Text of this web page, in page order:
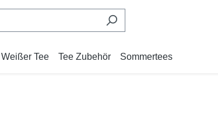
Weißer Tee Tee Zubehör Sommertees